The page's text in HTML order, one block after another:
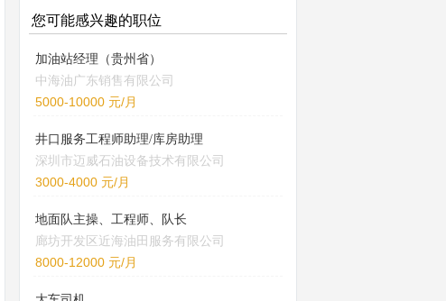
您可能感兴趣的职位
加油站经理（贵州省）
中海油广东销售有限公司
5000-10000 元/月
井口服务工程师助理/库房助理
深圳市迈威石油设备技术有限公司
3000-4000 元/月
地面队主操、工程师、队长
廊坊开发区近海油田服务有限公司
8000-12000 元/月